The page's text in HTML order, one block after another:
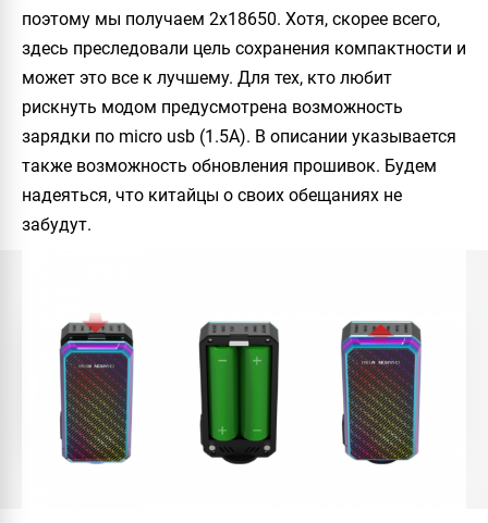
поэтому мы получаем 2х18650. Хотя, скорее всего,
здесь преследовали цель сохранения компактности и
может это все к лучшему. Для тех, кто любит
рискнуть модом предусмотрена возможность
зарядки по micro usb (1.5A). В описании указывается
также возможность обновления прошивок. Будем
надеяться, что китайцы о своих обещаниях не
забудут.